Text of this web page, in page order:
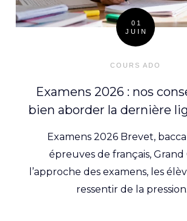
01
JUIN
COURS ADO
Examens 2026 : nos
bien aborder la dernière
Examens 2026 Brevet,
épreuves de français, Grand
l’approche des examens, les
ressentir de la